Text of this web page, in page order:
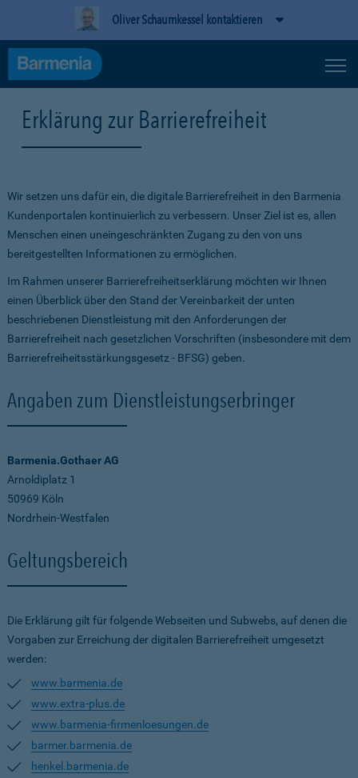
Oliver Schaumkessel kontaktieren
Erklärung zur Barrierefreiheit
Wir setzen uns dafür ein, die digitale Barrierefreiheit in den Barmenia
Kundenportalen kontinuierlich zu verbessern. Unser Ziel ist es, allen
Menschen einen uneingeschränkten Zugang zu den von uns
bereitgestellten Informationen zu ermöglichen.
Im Rahmen unserer Barrierefreiheitserklärung möchten wir Ihnen
einen Überblick über den Stand der Vereinbarkeit der unten
beschriebenen Dienstleistung mit den Anforderungen der
Barrierefreiheit nach gesetzlichen Vorschriften (insbesondere mit dem
Barrierefreiheitsstärkungsgesetz - BFSG) geben.
Angaben zum Dienstleistungserbringer
Barmenia.Gothaer AG
Arnoldiplatz 1
50969 Köln
Nordrhein-Westfalen
Geltungsbereich
Die Erklärung gilt für folgende Webseiten und Subwebs, auf denen die
Vorgaben zur Erreichung der digitalen Barrierefreiheit umgesetzt
werden:
www.barmenia.de
www.extra-plus.de
www.barmenia-firmenloesungen.de
barmer.barmenia.de
henkel.barmenia.de